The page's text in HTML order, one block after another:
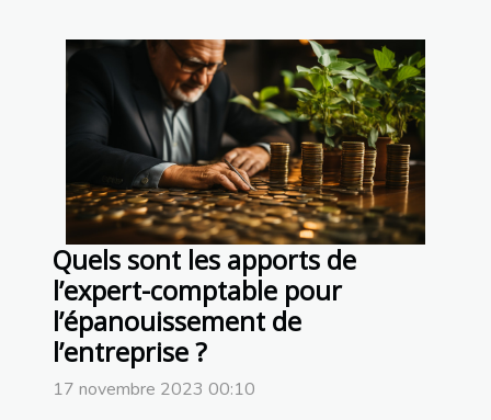
Quels sont les apports de
l’expert-comptable pour
l’épanouissement de
l’entreprise ?
17 novembre 2023 00:10